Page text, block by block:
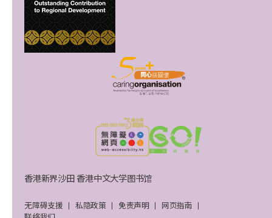
香港新界沙田 香港中文大学图书馆
无障碍支援 私隐政策 免责声明
网页指南